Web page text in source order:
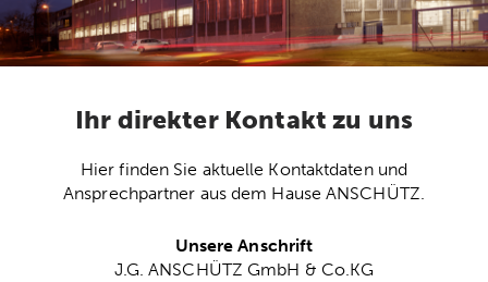
Ihr direkter Kontakt zu uns
Hier finden Sie aktuelle Kontaktdaten und
Ansprechpartner aus dem Hause ANSCHÜTZ.
Unsere Anschrift
J.G. ANSCHÜTZ GmbH & Co.KG